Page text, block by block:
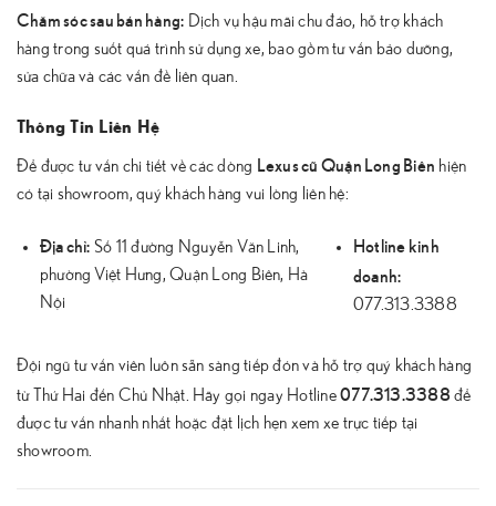
Chăm sóc sau bán hàng: Dịch vụ hậu mãi chu đáo, hỗ trợ khách
hàng trong suốt quá trình sử dụng xe, bao gồm tư vấn bảo dưỡng,
sửa chữa và các vấn đề liên quan.
Thông Tin Liên Hệ
Để được tư vấn chi tiết về các dòng Lexus cũ Quận Long Biên hiện
có tại showroom, quý khách hàng vui lòng liên hệ:
Địa chỉ: Số 11 đường Nguyễn Văn Linh,
phường Việt Hưng, Quận Long Biên, Hà
Nội
Hotline kinh
doanh:
077.313.3388
Đội ngũ tư vấn viên luôn sẵn sàng tiếp đón và hỗ trợ quý khách hàng
từ Thứ Hai đến Chủ Nhật. Hãy gọi ngay Hotline077.313.3388 để
được tư vấn nhanh nhất hoặc đặt lịch hẹn xem xe trực tiếp tại
showroom.